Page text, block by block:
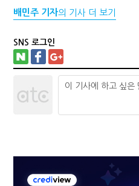
배민주 기자의 기사 더 보기
SNS 로그인